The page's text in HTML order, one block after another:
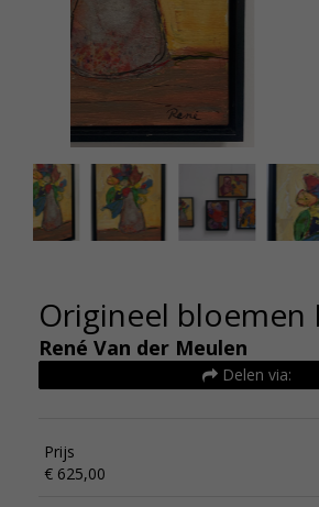
2
Origineel bloemen
René Van der Meulen
Delen via:
Prijs
€ 625,00